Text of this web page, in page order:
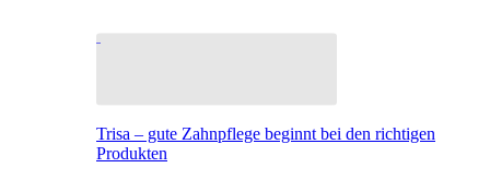
Trisa – gute Zahnpflege beginnt bei den richtigen
Produkten